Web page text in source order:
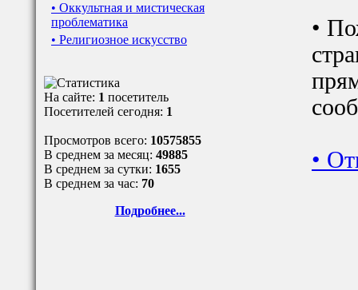
• Оккультная и мистическая
проблематика
• Религиозное искусство
На сайте: 1 посетитель
Посетителей сегодня: 1
Просмотров всего: 10575855
В среднем за месяц: 49885
В среднем за сутки: 1655
В среднем за час: 70
Подробнее...
•
•